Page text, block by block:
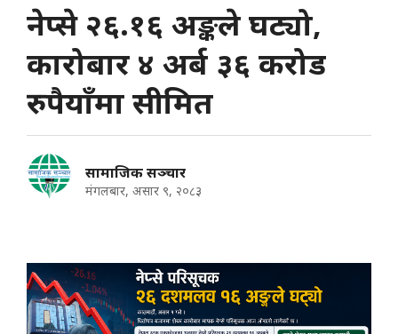
नेप्से २६.१६ अङ्कले घट्यो,
कारोबार ४ अर्ब ३६ करोड
रुपैयाँमा सीमित
सामाजिक सञ्चार
मंगलबार, असार ९, २०८३